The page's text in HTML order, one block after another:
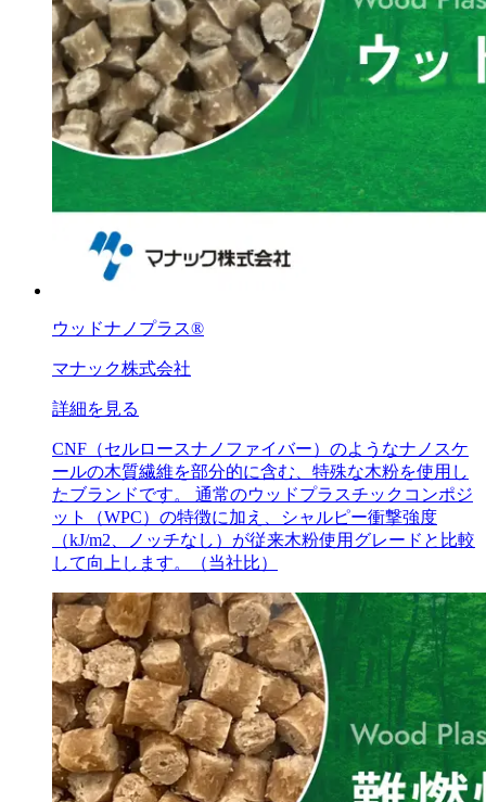
ウッドナノプラス®
マナック株式会社
詳細を見る
CNF（セルロースナノファイバー）のようなナノスケ
ールの木質繊維を部分的に含む、特殊な木粉を使用し
たブランドです。 通常のウッドプラスチックコンポジ
ット（WPC）の特徴に加え、シャルピー衝撃強度
（kJ/m2、ノッチなし）が従来木粉使用グレードと比較
して向上します。（当社比）